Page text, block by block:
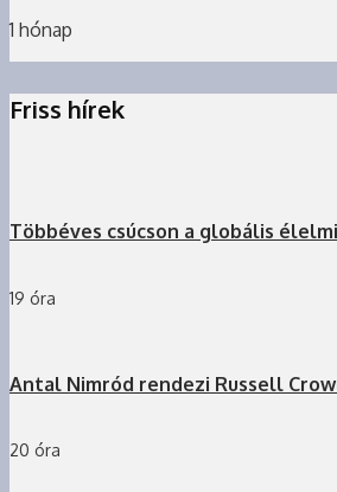
1 hónap
Friss hírek
Többéves csúcson a globális
19 óra
Antal Nimród rendezi Russell
20 óra